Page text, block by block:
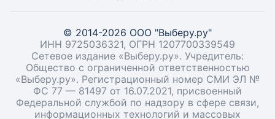
© 2014-2026 ООО "Выберу.ру"
ИНН 9725036321, ОГРН 1207700339549
Сетевое издание «Выберу.ру». Учредитель:
Общество с ограниченной ответственностью
«Выберу.ру». Регистрационный номер СМИ ЭЛ №
ФС 77 — 81497 от 16.07.2021, присвоенный
Федеральной службой по надзору в сфере связи,
информационных технологий и массовых